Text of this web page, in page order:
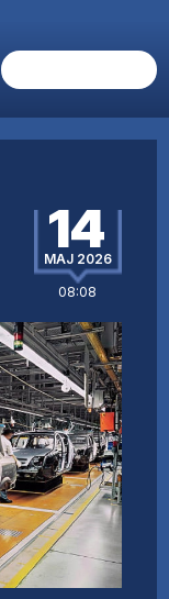
14
MAJ 2026
08:08